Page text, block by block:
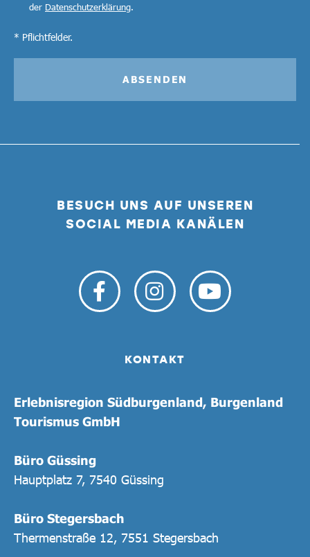
BESUCH UNS AUF UNSEREN
SOCIAL MEDIA KANÄLEN
KONTAKT
Erlebnisregion Südburgenland, Burgenland
Tourismus GmbH
Büro Güssing
Hauptplatz 7, 7540 Güssing
Büro Stegersbach
Thermenstraße 12, 7551 Stegersbach
der Datenschutzerklärung.
* Pflichtfelder.
ABSENDEN